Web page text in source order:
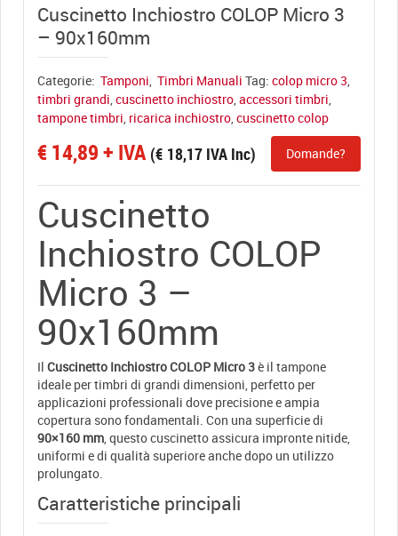
Cuscinetto Inchiostro COLOP Micro 3
– 90x160mm
Categorie: Tamponi Timbri Manuali Tag: colop micro 3
timbri grandi cuscinetto inchiostro accessori timbri
tampone timbri ricarica inchiostro cuscinetto colop
€ 14,89+ IVA (€ 18,17 IVA Inc) Domande?
Cuscinetto
Inchiostro COLOP
Micro 3 –
90x160mm
Il Cuscinetto Inchiostro COLOP Micro 3è il tampone
ideale per timbri di grandi dimensioni, perfetto per
applicazioni professionali dove precisione e ampia
copertura sono fondamentali. Con una superficie di
90×160 mm , questo cuscinetto assicura impronte nitide,
uniformi e di qualità superiore anche dopo un utilizzo
prolungato.
Caratteristiche principali